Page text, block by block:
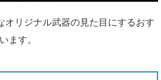
オリジナル武器の見た目にするおす
ます。